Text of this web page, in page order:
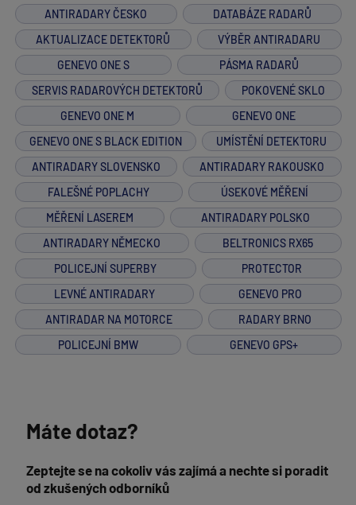
ANTIRADARY ČESKO
DATABÁZE RADARŮ
AKTUALIZACE DETEKTORŮ
VÝBĚR ANTIRADARU
GENEVO ONE S
PÁSMA RADARŮ
SERVIS RADAROVÝCH DETEKTORŮ
POKOVENÉ SKLO
GENEVO ONE M
GENEVO ONE
GENEVO ONE S BLACK EDITION
UMÍSTĚNÍ DETEKTORU
ANTIRADARY SLOVENSKO
ANTIRADARY RAKOUSKO
FALEŠNÉ POPLACHY
ÚSEKOVÉ MĚŘENÍ
MĚŘENÍ LASEREM
ANTIRADARY POLSKO
ANTIRADARY NĚMECKO
BELTRONICS RX65
POLICEJNÍ SUPERBY
PROTECTOR
LEVNÉ ANTIRADARY
GENEVO PRO
ANTIRADAR NA MOTORCE
RADARY BRNO
POLICEJNÍ BMW
GENEVO GPS+
Máte dotaz?
Zeptejte se na cokoliv vás zajímá a nechte si poradit
od zkušených odborníků